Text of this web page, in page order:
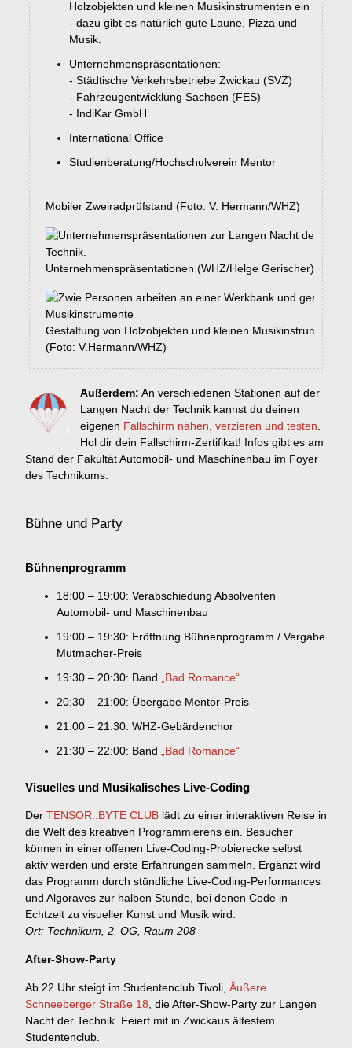
Mobiler Zweiradprüfstand (Foto: V. Hermann/WHZ)
Unternehmenspräsentationen (WHZ/Helge Gerischer)
Gestaltung von Holzobjekten und kleinen Musikinstrumenten
(Foto: V.Hermann/WHZ)
Holzobjekten und kleinen Musikinstrumenten ein
- dazu gibt es natürlich gute Laune, Pizza und
Musik.
Unternehmenspräsentationen:
- Städtische Verkehrsbetriebe Zwickau (SVZ)
- Fahrzeugentwicklung Sachsen (FES)
- IndiKar GmbH
International Office
Studienberatung/Hochschulverein Mentor
Außerdem: An verschiedenen Stationen auf der
Langen Nacht der Technik kannst du deinen
eigenen Fallschirm nähen, verzieren und testen.
Hol dir dein Fallschirm-Zertifikat! Infos gibt es am
Stand der Fakultät Automobil- und Maschinenbau im Foyer
des Technikums.
Bühne und Party
Bühnenprogramm
18:00 – 19:00: Verabschiedung Absolventen
Automobil- und Maschinenbau
19:00 – 19:30: Eröffnung Bühnenprogramm / Vergabe
Mutmacher-Preis
19:30 – 20:30: Band „Bad Romance“
20:30 – 21:00: Übergabe Mentor-Preis
21:00 – 21:30: WHZ-Gebärdenchor
21:30 – 22:00: Band „Bad Romance“
Visuelles und Musikalisches Live-Coding
Der TENSOR::BYTE CLUB lädt zu einer interaktiven Reise in
die Welt des kreativen Programmierens ein. Besucher
können in einer offenen Live-Coding-Probierecke selbst
aktiv werden und erste Erfahrungen sammeln. Ergänzt wird
das Programm durch stündliche Live-Coding-Performances
und Algoraves zur halben Stunde, bei denen Code in
Echtzeit zu visueller Kunst und Musik wird.
Ort: Technikum, 2. OG, Raum 208
After-Show-Party
Ab 22 Uhr steigt im Studentenclub Tivoli, Äußere
Schneeberger Straße 18, die After-Show-Party zur Langen
Nacht der Technik. Feiert mit in Zwickaus ältestem
Studentenclub.